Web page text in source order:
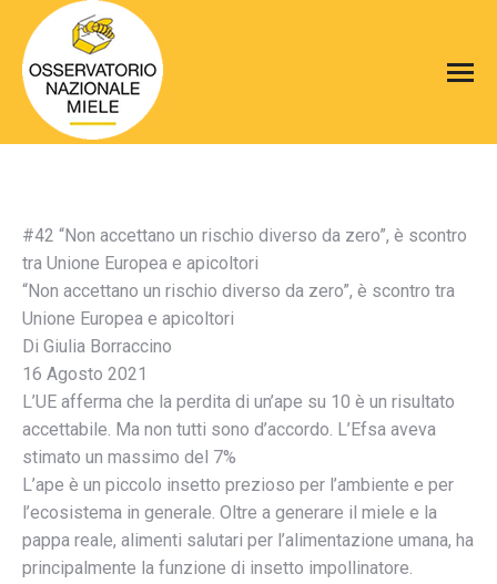
#42 “Non accettano un rischio diverso da zero”, è scontro
tra Unione Europea e apicoltori
“Non accettano un rischio diverso da zero”, è scontro tra
Unione Europea e apicoltori
Di Giulia Borraccino
16 Agosto 2021
L’UE afferma che la perdita di un’ape su 10 è un risultato
accettabile. Ma non tutti sono d’accordo. L’Efsa aveva
stimato un massimo del 7%
L’ape è un piccolo insetto prezioso per l’ambiente e per
l’ecosistema in generale. Oltre a generare il miele e la
pappa reale, alimenti salutari per l’alimentazione umana, ha
principalmente la funzione di insetto impollinatore.